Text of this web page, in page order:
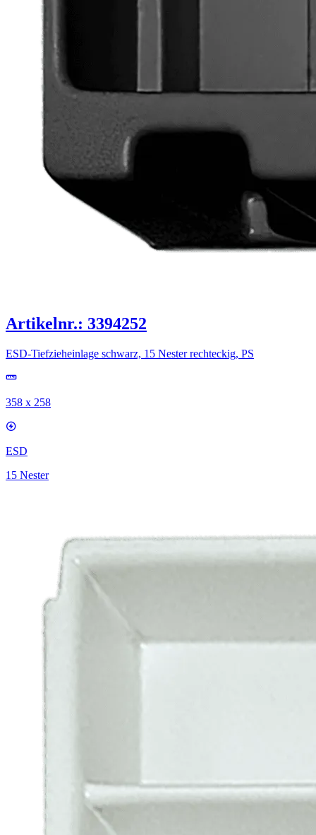
Artikelnr.: 3394252
ESD-Tiefzieheinlage schwarz, 15 Nester rechteckig, PS
358 x 258
ESD
15 Nester